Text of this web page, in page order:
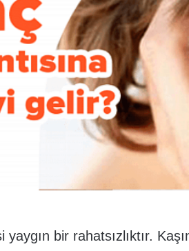
yaygın bir rahatsızlıktır.